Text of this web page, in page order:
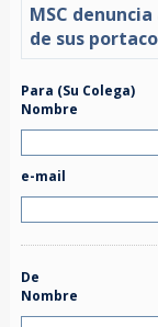
MSC
de sus
Para (Su Colega)
Nombre
e-mail
De
Nombre